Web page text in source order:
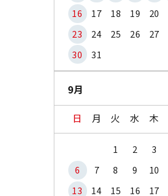
16
17 18 19 20
23
24 25 26 27
30
31
9月
日 月 火 水 木
1 2 3
6
7 8 9 10
13
14 15 16 17